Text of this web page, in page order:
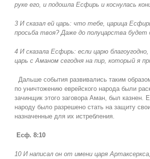
руке его, и подошла Есфирь и коснулась
3 И сказал ей царь: что тебе, царица
просьба твоя? Даже до полуцарства будет
4 И сказала Есфирь: если царю
царь с Аманом сегодня на пир, который я
Дальше события развивались таким
по уничтожению еврейского народа были
зачинщик этого заговора Аман, был казнен.
народу было разрешено стать на защиту
назначенные для их истребления.
Есф. 8:10
10 И написал он от имени царя